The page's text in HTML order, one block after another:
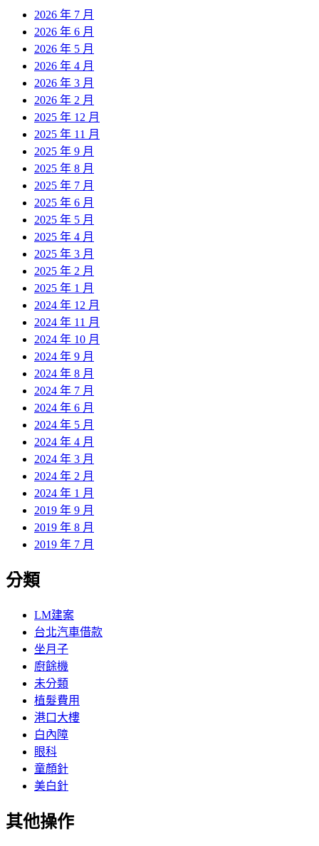
2026 年 7 月
2026 年 6 月
2026 年 5 月
2026 年 4 月
2026 年 3 月
2026 年 2 月
2025 年 12 月
2025 年 11 月
2025 年 9 月
2025 年 8 月
2025 年 7 月
2025 年 6 月
2025 年 5 月
2025 年 4 月
2025 年 3 月
2025 年 2 月
2025 年 1 月
2024 年 12 月
2024 年 11 月
2024 年 10 月
2024 年 9 月
2024 年 8 月
2024 年 7 月
2024 年 6 月
2024 年 5 月
2024 年 4 月
2024 年 3 月
2024 年 2 月
2024 年 1 月
2019 年 9 月
2019 年 8 月
2019 年 7 月
分類
LM建案
台北汽車借款
坐月子
廚餘機
未分類
植髮費用
港口大樓
白內障
眼科
童顏針
美白針
其他操作